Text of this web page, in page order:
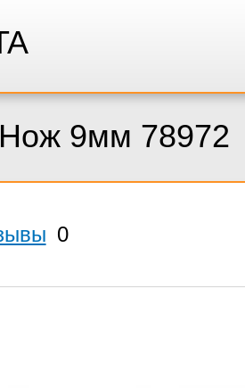
Нож 9мм 78972
0